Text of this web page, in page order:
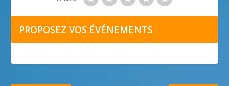
PROPOSEZ VOS ÉVÉNEMENTS